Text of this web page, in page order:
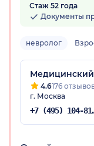
Стаж 52 года
Документы
невролог
Медицинский
4.6176
г. Москва
+7